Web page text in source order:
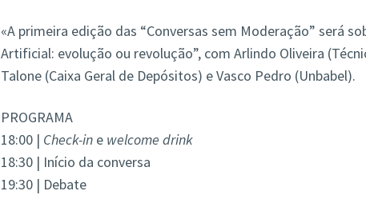
«A primeira edição das “Conversas sem Moderação” será
Artificial: evolução ou revolução”, com Arlindo Oliveira
Talone (Caixa Geral de Depósitos) e Vasco Pedro (Unbabel).
PROGRAMA
18:00 | Check-ine welcome drink
18:30 | Início da conversa
19:30 | Debate